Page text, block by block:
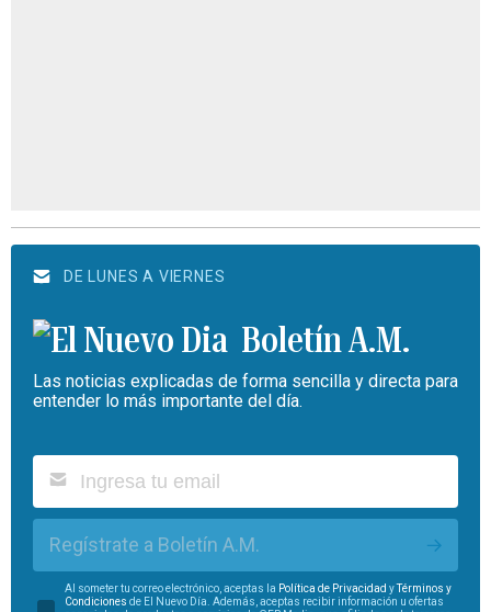
DE LUNES A VIERNES
Boletín A.M.
Las noticias explicadas de forma sencilla y directa para
entender lo más importante del día.
Regístrate a Boletín A.M.
Al someter tu correo electrónico, aceptas la Política de Privacidad yTérminos y
Condiciones de El Nuevo Día. Además, aceptas recibir información u ofertas